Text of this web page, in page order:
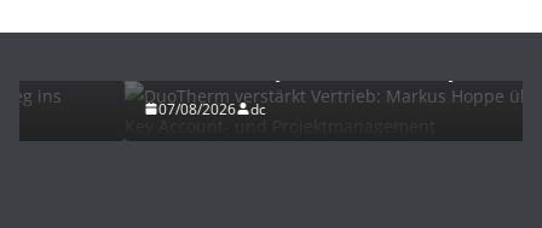
07/08/2026 dc